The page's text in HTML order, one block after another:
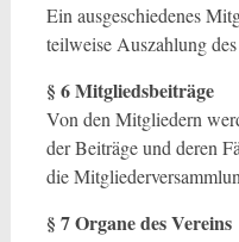
Ein ausgeschiedenes
teilweise Auszahlung
§ 6 Mitgliedsbeiträge
Von den Mitgliedern
der Beiträge und deren
die
§ 7 Organe des Vereins